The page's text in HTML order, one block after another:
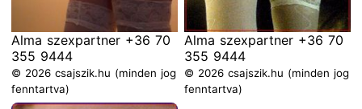
Alma szexpartner +36 70
355 9444
© 2026 csajszik.hu (minden jog
fenntartva)
Alma szexpartner +36 70
355 9444
© 2026 csajszik.hu (minden jog
fenntartva)